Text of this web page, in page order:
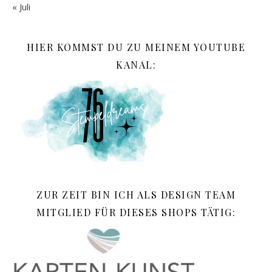
« Juli
HIER KOMMST DU ZU MEINEM YOUTUBE
KANAL:
ZUR ZEIT BIN ICH ALS DESIGN TEAM
MITGLIED FÜR DIESES SHOPS TÄTIG: